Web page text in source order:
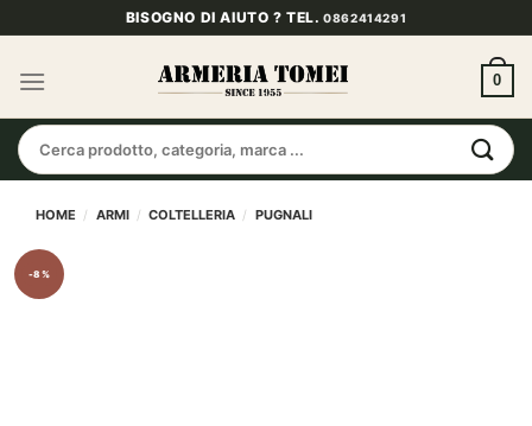
ai
contenuti
BISOGNO DI AIUTO ? TEL.0862414291
0
Cerca:
HOME / ARMI / COLTELLERIA / PUGNALI
-8%